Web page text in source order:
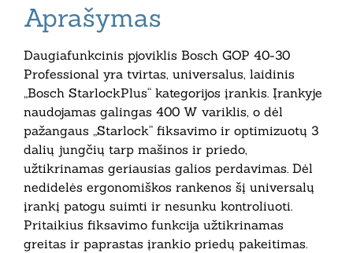
Aprašymas
Daugiafunkcinis pjoviklis Bosch GOP 40-30
Professional yra tvirtas, universalus, laidinis
„Bosch StarlockPlus“ kategorijos įrankis. Įrankyje
naudojamas galingas 400 W variklis, o dėl
pažangaus „Starlock“ fiksavimo ir optimizuotų 3
dalių jungčių tarp mašinos ir priedo,
užtikrinamas geriausias galios perdavimas. Dėl
nedidelės ergonomiškos rankenos šį universalų
įrankį patogu suimti ir nesunku kontroliuoti.
Pritaikius fiksavimo funkcija užtikrinamas
greitas ir paprastas įrankio priedų pakeitimas.